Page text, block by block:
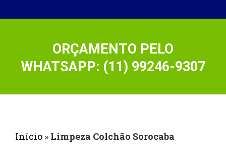
ORÇAMENTO PELO
WHATSAPP: (11) 99246-9307
Início » Limpeza Colchão Sorocaba